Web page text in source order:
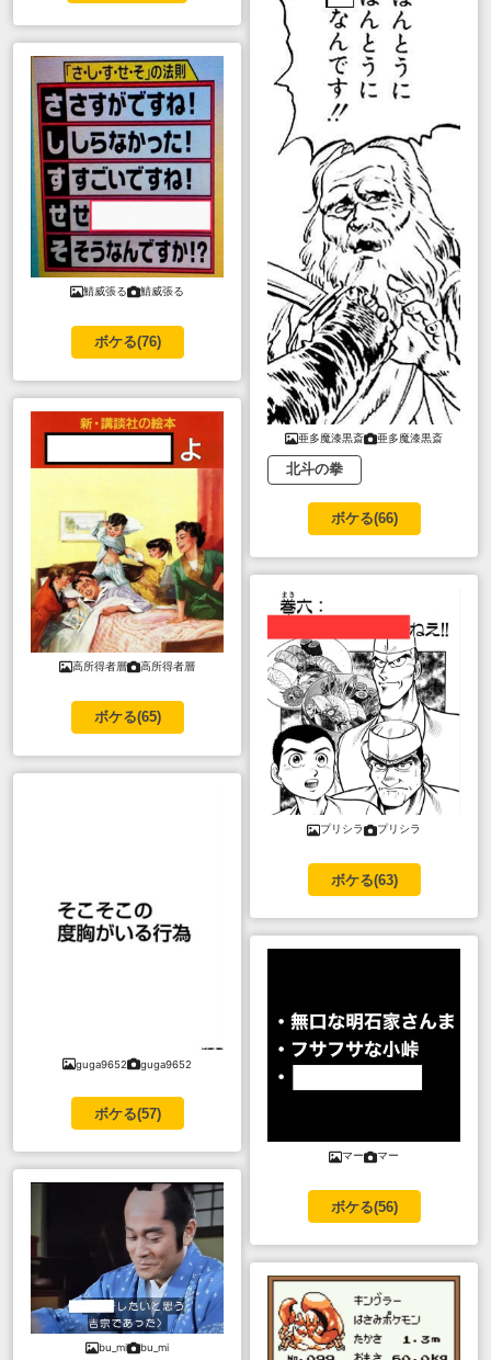
鯖威張る 鯖威張る
ボケる(76)
高所得者層 高所得者層
ボケる(65)
guga9652 guga9652
ボケる(57)
bu_mi bu_mi
亜多魔漆黒斎 亜多魔漆黒斎
北斗の拳
ボケる(66)
プリシラ プリシラ
ボケる(63)
マー マー
ボケる(56)